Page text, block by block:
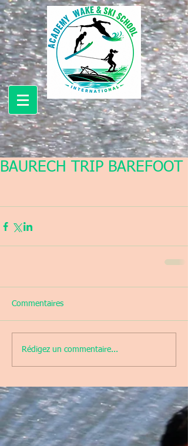
BAURECH TRIP BAREFOOT
Commentaires
Rédigez un commentaire...